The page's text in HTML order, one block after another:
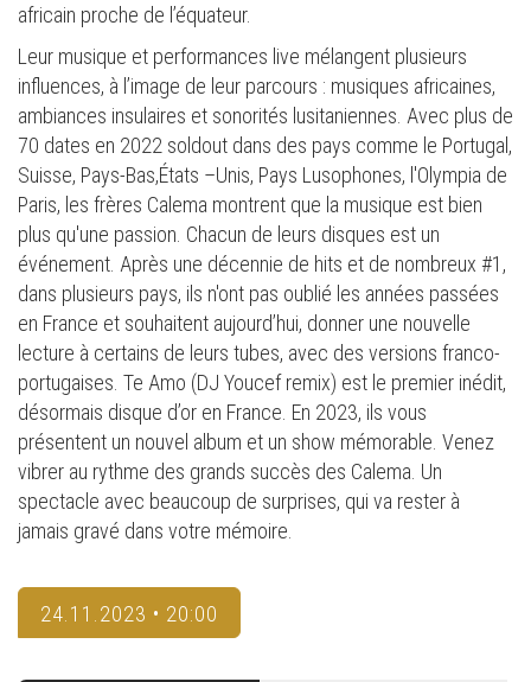
africain proche de l’équateur.
Leur musique et performances live mélangent plusieurs
influences, à l’image de leur parcours : musiques africaines,
ambiances insulaires et sonorités lusitaniennes. Avec plus de
70 dates en 2022 soldout dans des pays comme le Portugal,
Suisse, Pays-Bas,États –Unis, Pays Lusophones, l'Olympia de
Paris, les frères Calema montrent que la musique est bien
plus qu'une passion. Chacun de leurs disques est un
événement. Après une décennie de hits et de nombreux #1,
dans plusieurs pays, ils n'ont pas oublié les années passées
en France et souhaitent aujourd’hui, donner une nouvelle
lecture à certains de leurs tubes, avec des versions franco-
portugaises. Te Amo (DJ Youcef remix) est le premier inédit,
désormais disque d’or en France. En 2023, ils vous
présentent un nouvel album et un show mémorable. Venez
vibrer au rythme des grands succès des Calema. Un
spectacle avec beaucoup de surprises, qui va rester à
jamais gravé dans votre mémoire.
24.11.2023 • 20:00